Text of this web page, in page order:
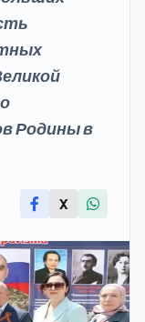
Родины в
X